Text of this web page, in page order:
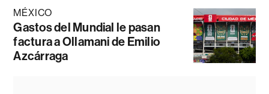
MÉXICO
Gastos del Mundial le pasan
factura a Ollamani de Emilio
Azcárraga